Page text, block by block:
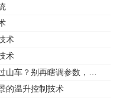
术
术
的温升控制技术